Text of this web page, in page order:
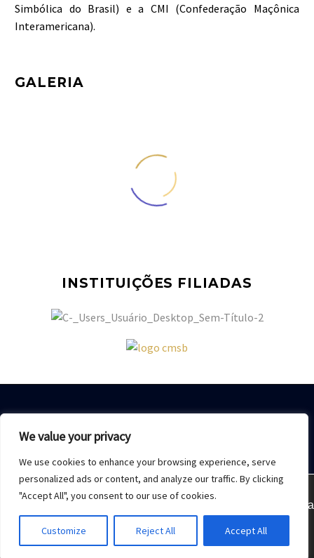
We value your privacy
We use cookies to enhance your browsing experience, serve
personalized ads or content, and analyze our traffic. By clicking
"Accept All", you consent to our use of cookies.
Customize Reject All Accept All
Simbólica do Brasil) e a CMI (Confederação Maçônica
Interamericana).
GALERIA
INSTITUIÇÕES FILIADAS
Sobre Nós Acesso restrito Contato
2021 © Copyrights - Monday Publicidade
Estamos usando cookies para oferecer a melhor